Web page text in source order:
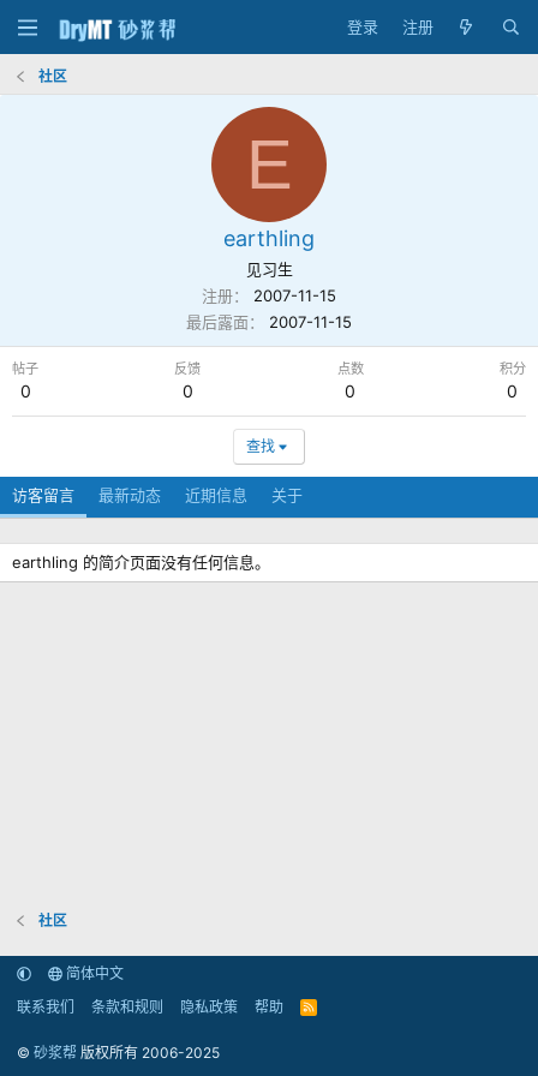
登录 注册
社区
E
earthling
见习生
注册
2007-11-15
最后露面
2007-11-15
帖子
0
反馈
0
点数
0
积分
0
查找
访客留言 最新动态 近期信息 关于
earthling 的简介页面没有任何信息。
社区
简体中文
联系我们
条款和规则 隐私政策 帮助
R
© 砂浆帮 版权所有 2006-2025